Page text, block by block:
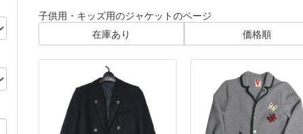
子供用・キッズ用のジャケットのページ
在庫あり
価格順